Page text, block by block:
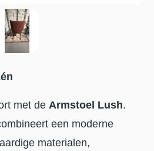
met de Armstoel Lush.
een moderne
materialen,